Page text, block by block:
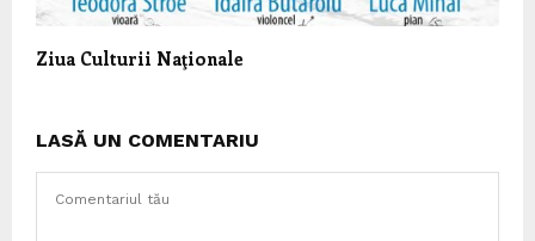
Ziua Culturii Naţionale
LASĂ UN COMENTARIU